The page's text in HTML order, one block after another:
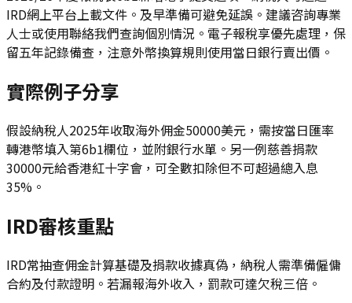
IRD網上平台上載文件。及早準備可避免延誤。建議咨詢專業
人士或使用聯絡我們查詢個別情況。電子報稅享優先處理，保
留五年記錄備查，注意外幣換算規則使用當日銀行賣出價。
實際例子分享
假設納稅人2025年收取海外佣金50000美元，需按當日匯率
轉港幣填入第6b1欄位，並附銀行水單。另一例慈善捐款
30000元給香港紅十字會，可全數扣除但不可超過總入息
35%。
IRD審核重點
IRD常抽查佣金計算基礎及捐款收據真偽，納稅人需準備僱傭
合約及付款證明。若漏報海外收入，罰款可達欠稅三倍。